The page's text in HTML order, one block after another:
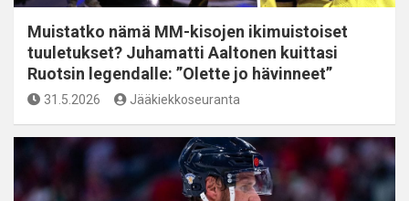
Muistatko nämä MM-kisojen ikimuistoiset
tuuletukset? Juhamatti Aaltonen kuittasi
Ruotsin legendalle: ”Olette jo hävinneet”
31.5.2026 Jääkiekkoseuranta